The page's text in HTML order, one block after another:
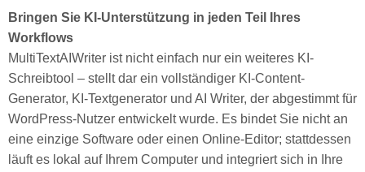
Bringen Sie KI-Unterstützung in jeden Teil Ihres
Workflows
MultiTextAIWriter ist nicht einfach nur ein weiteres KI-
Schreibtool – stellt dar ein vollständiger KI-Content-
Generator, KI-Textgenerator und AI Writer, der abgestimmt für
WordPress-Nutzer entwickelt wurde. Es bindet Sie nicht an
eine einzige Software oder einen Online-Editor; stattdessen
läuft es lokal auf Ihrem Computer und integriert sich in Ihre